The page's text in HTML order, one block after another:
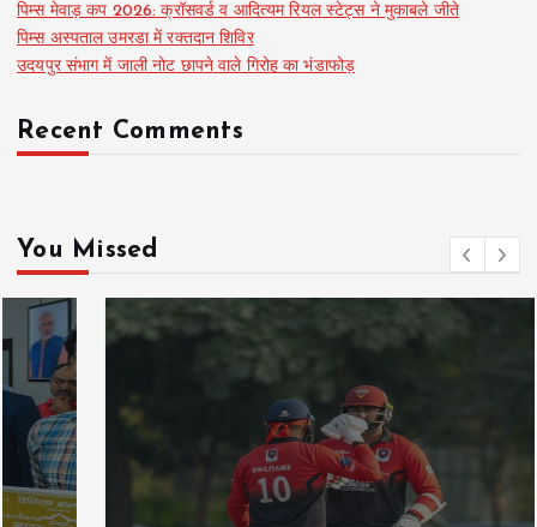
a
g
t
i
o
n
पिम्स मेवाड़ कप 2026: क्रॉसवर्ड व आदित्यम रियल स्टेट्स ने मुकाबले जीते
पिम्स अस्पताल उमरडा में रक्तदान शिविर
उदयपुर संभाग में जाली नोट छापने वाले गिरोह का भंडाफोड़
Recent Comments
You Missed